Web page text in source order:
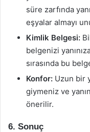
süre zarfında
eşyalar almayı
Kimlik Belgesi:
belgenizi
sırasında bu
Konfor: Uzun bir
giymeniz ve
önerilir.
6. Sonuç